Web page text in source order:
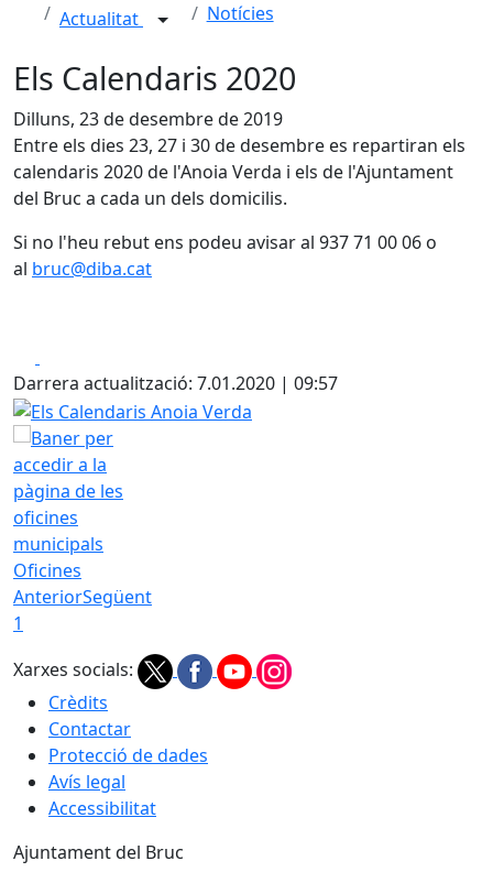
Actualitat Notícies
Els Calendaris 2020
Dilluns, 23 de desembre de 2019
Entre els dies 23, 27 i 30 de desembre es repartiran els
calendaris 2020 de l'Anoia Verda i els de l'Ajuntament
del Bruc a cada un dels domicilis.
Si no l'heu rebut ens podeu avisar al 937 71 00 06 o
al bruc@diba.cat
Darrera actualització: 7.01.2020 | 09:57
Els Calendaris Anoia Verda
Oficines
AnteriorSegüent
1
Xarxes socials:
Crèdits
Contactar
Protecció de dades
Avís legal
Accessibilitat
Ajuntament del Bruc